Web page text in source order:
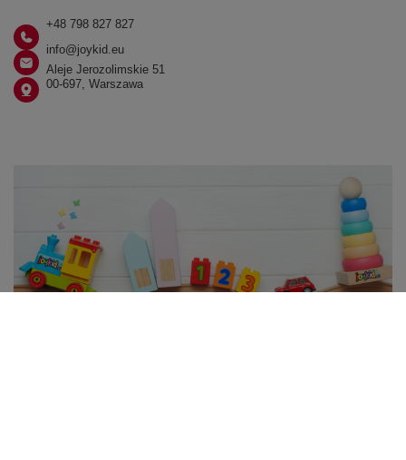
+48 798 827 827
info@joykid.eu
Aleje Jerozolimskie 51
00-697, Warszawa